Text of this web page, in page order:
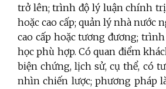
trở lên; trình độ lý luận chính
hoặc cao cấp; quản lý nhà nước
cao cấp hoặc tương đương;
học phù hợp. Có quan điểm
biện chứng, lịch sử, cụ thể, có
nhìn chiến lược; phương pháp